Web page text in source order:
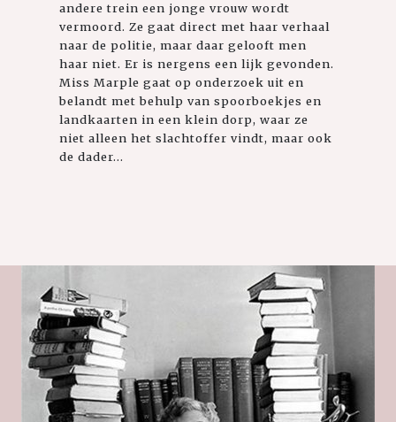
andere trein een jonge vrouw wordt
vermoord. Ze gaat direct met haar verhaal
naar de politie, maar daar gelooft men
haar niet. Er is nergens een lijk gevonden.
Miss Marple gaat op onderzoek uit en
belandt met behulp van spoorboekjes en
landkaarten in een klein dorp, waar ze
niet alleen het slachtoffer vindt, maar ook
de dader...